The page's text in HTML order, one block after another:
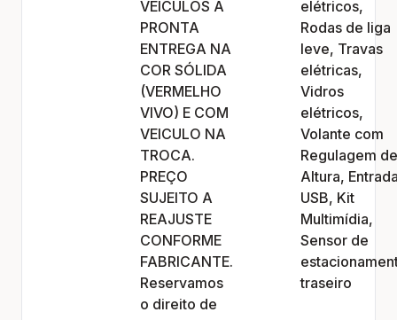
VEICULOS A
PRONTA
ENTREGA NA
COR SÓLIDA
(VERMELHO
VIVO) E COM
VEICULO NA
TROCA.
PREÇO
SUJEITO A
REAJUSTE
CONFORME
FABRICANTE.
Reservamos
o direito de
elétricos,
Rodas de liga
leve, Travas
elétricas,
Vidros
elétricos,
Volante com
Regulagem de
Altura,
USB, Kit
Multimídia,
Sensor de
traseiro